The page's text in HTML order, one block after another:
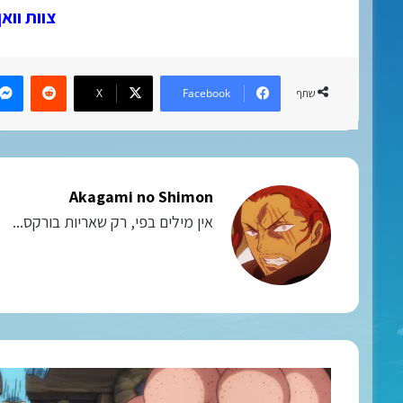
צוות
שתף Facebook
X
Akagami no Shimon
אין מילים בפי, רק שאריות בורקס...
וואן
פיס